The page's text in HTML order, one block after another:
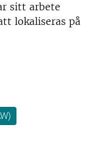
sitt arbete
lokaliseras på